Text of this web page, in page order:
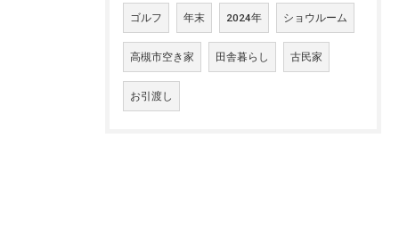
ゴルフ 年末 2024年 ショウルーム
高槻市空き家 田舎暮らし 古民家
お引渡し